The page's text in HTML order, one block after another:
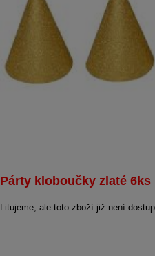
Párty kloboučky zlaté 6ks
Litujeme, ale toto zboží již není